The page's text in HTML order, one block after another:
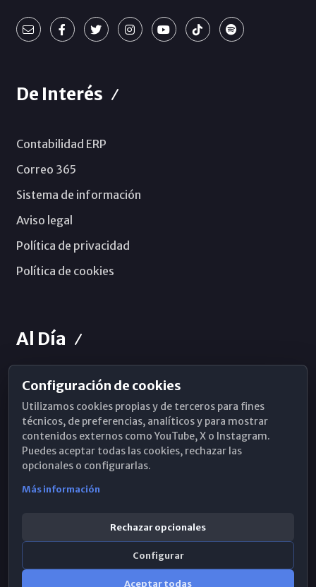
De Interés
Contabilidad ERP
Correo 365
Sistema de información
Aviso legal
Política de privacidad
Política de cookies
Al Día
Horarios de Misa
Hemeroteca
WhatsApp
Configuración de cookies
Utilizamos cookies propias y de terceros para fines
técnicos, de preferencias, analíticos y para mostrar
contenidos externos como YouTube, X o Instagram.
Puedes aceptar todas las cookies, rechazar las
opcionales o configurarlas.
Más información
Rechazar opcionales
Configurar
Aceptar todas